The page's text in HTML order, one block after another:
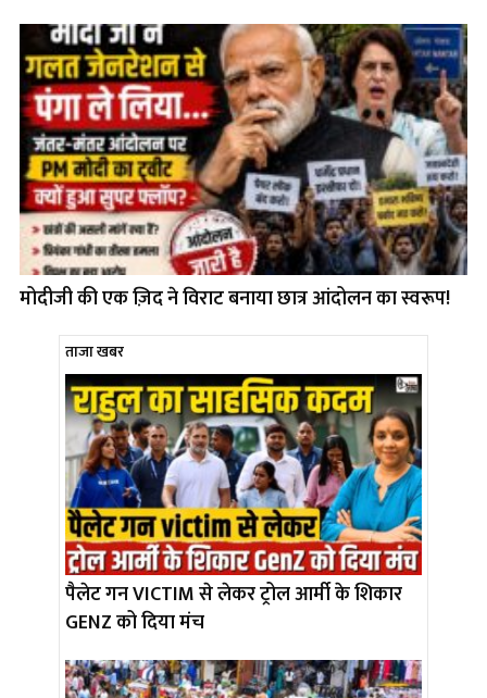
मोदीजी की एक ज़िद ने विराट बनाया छात्र आंदोलन का स्वरूप!
ताजा खबर
पैलेट गन VICTIM से लेकर ट्रोल आर्मी के शिकार
GENZ को दिया मंच